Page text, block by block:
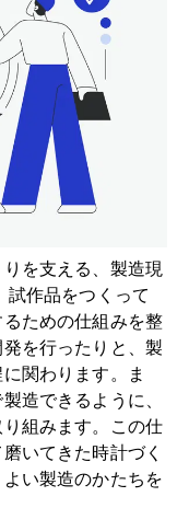
を支える、製造現
作品をつくって
ための仕組みを整
を行ったりと、製
関わります。ま
造できるように、
組みます。この仕
いてきた時計づく
い製造のかたちを